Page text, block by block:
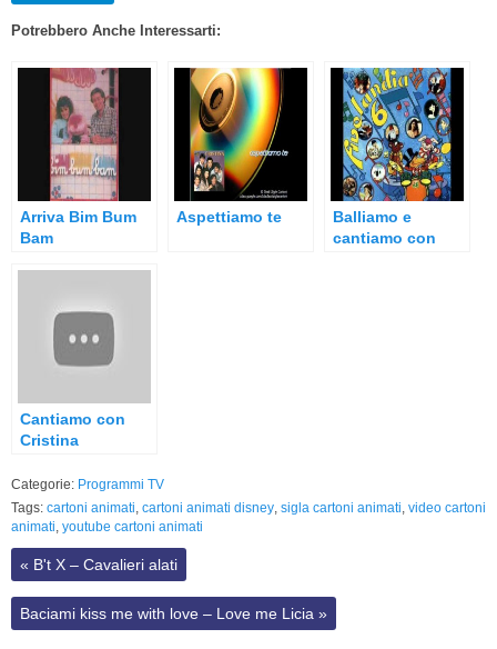
Potrebbero Anche Interessarti:
Arriva Bim Bum
Bam
Aspettiamo te
Balliamo e
cantiamo con
Cantiamo con
Cristina
Categorie: Programmi TV
Tags: cartoni animati cartoni animati disney sigla cartoni animati video cartoni
animati youtube cartoni animati
« B't X – Cavalieri alati
Baciami kiss me with love – Love me Licia »